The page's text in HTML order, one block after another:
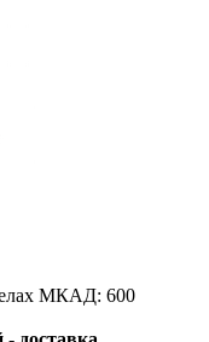
МКАД: 600